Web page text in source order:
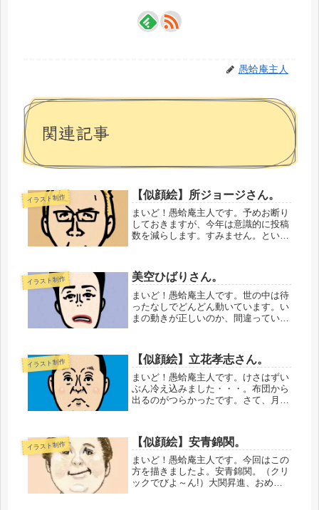
愚蛤庵主人
関連記事
イラスト制作 【似顔絵】所ジョージさん。
まいど！愚蛤庵主人です。予めお断り
しておきますが、今年は意識的に投稿
数を減らします。すみません。という
いと思っているからです。なので、絵
柄を固定せずにやってみる関係上、多
少...
イラスト制作 美空ひばりさん。
まいど！愚蛤庵主人です。世の中は待
ったなしでどんどん動いています。い
まの動きが正しいのか、間違っている
上をまたぐように。自分の意思のとお
く離れたところで。その流れを止める
こ...
イラスト制作 【似顔絵】立花孝志さん。
まいど！愚蛤庵主人です。けさはずい
ぶん冷え込みました・・・。布団から
出るのがつらかったです。さて、月曜
か。・・・・・・・・・・で、今回描
いたのは、この方です。立花孝志
（NHKから国民を守る...
イラスト制作 【似顔絵】安青錦関。
まいど！愚蛤庵主人です。今回はこの
方を描きましたよ。安青錦関。（クリ
ックでびよ～ん!）大関昇進、おめで